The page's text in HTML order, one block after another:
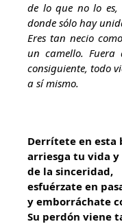
de lo que no lo es,
donde sólo hay
Eres tan necio
un camello. Fuera
consiguiente, todo
a sí mismo.
Derrítete en esta
arriesga tu vida
de la sinceridad,
esfuérzate en
y emborráchate
Su perdón viene